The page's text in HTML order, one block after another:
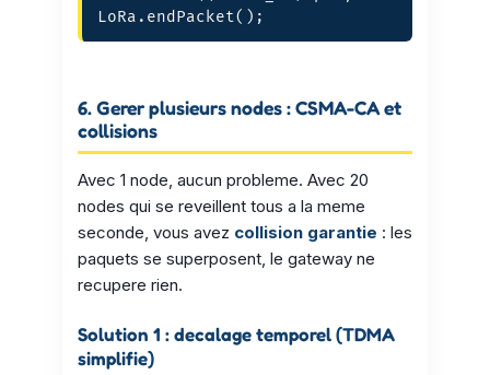
LoRa.endPacket();
6. Gerer plusieurs nodes : CSMA-CA et
collisions
Avec 1 node, aucun probleme. Avec 20
nodes qui se reveillent tous a la meme
seconde, vous avez collision garantie : les
paquets se superposent, le gateway ne
recupere rien.
Solution 1 : decalage temporel (TDMA
simplifie)